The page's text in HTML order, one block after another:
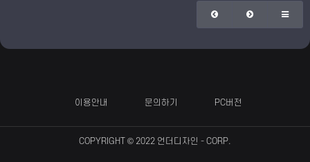
이용안내 문의하기 PC버전
COPYRIGHT © 2022 언더디자인 - CORP.